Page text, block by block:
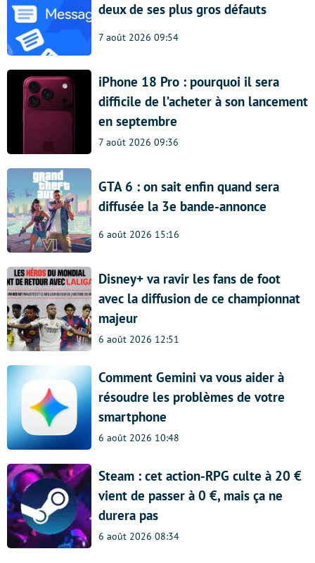
deux de ses plus gros défauts
7 août 2026 09:54
iPhone 18 Pro : pourquoi il sera
difficile de l’acheter à son lancement
en septembre
7 août 2026 09:36
GTA 6 : on sait enfin quand sera
diffusée la 3e bande-annonce
6 août 2026 15:16
Disney+ va ravir les fans de foot
avec la diffusion de ce championnat
majeur
6 août 2026 12:51
Comment Gemini va vous aider à
résoudre les problèmes de votre
smartphone
6 août 2026 10:48
Steam : cet action-RPG culte à 20 €
vient de passer à 0 €, mais ça ne
durera pas
6 août 2026 08:34